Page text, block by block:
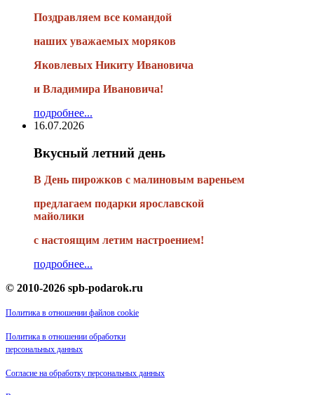
Поздравляем все командой
наших уважаемых моряков
Яковлевых Никиту Ивановича
и Владимира Ивановича!
подробнее...
16.07.2026
Вкусный летний день
В День пирожков с малиновым вареньем
предлагаем подарки ярославской
майолики
с настоящим летим настроением!
подробнее...
© 2010-2026 spb-podarok.ru
Политика в отношении файлов cookie
Политика в отношении обработки
персональных данных
Согласие на обработку персональных данных